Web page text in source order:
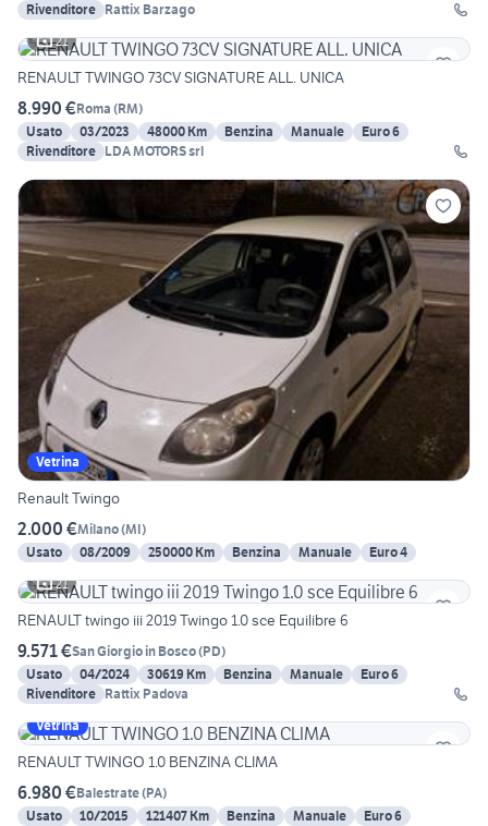
Rivenditore Rattix Barzago
21
RENAULT TWINGO 73CV SIGNATURE ALL. UNICA
8.990 €Roma (RM)
Usato
03/2023 48000 Km Benzina Manuale
Euro 6
Rivenditore LDA MOTORS srl
Vetrina
Renault Twingo
2.000 €Milano(MI)
Usato
08/2009 250000 Km Benzina Manuale
Euro 4
21
RENAULT twingo iii 2019 Twingo 1.0 sce Equilibre 6
9.571 €San Giorgio in Bosco(PD)
Usato
04/2024 30619 Km Benzina Manuale
Euro 6
Rivenditore Rattix Padova
Vetrina
RENAULT TWINGO 1.0 BENZINA CLIMA
6.980 €Balestrate(PA)
Usato
10/2015 121407 Km Benzina Manuale
Euro 6